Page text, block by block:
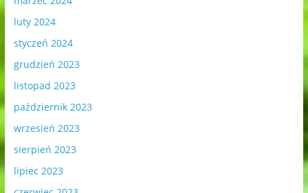
luty 2024
styczeń 2024
grudzień 2023
listopad 2023
październik 2023
wrzesień 2023
sierpień 2023
lipiec 2023